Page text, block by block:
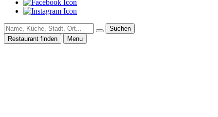
Suchen
Restaurant finden
Menu